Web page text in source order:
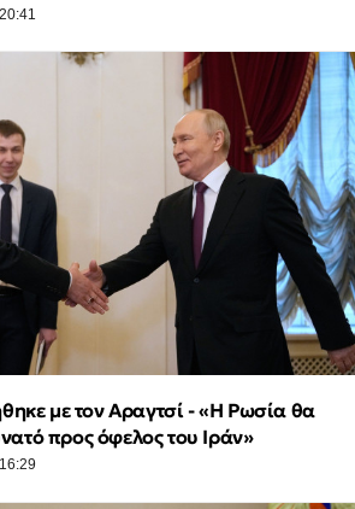
με τον Αραγτσί - «Η Ρωσία θα
προς όφελος του Ιράν»